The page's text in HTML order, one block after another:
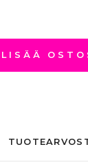
LISÄÄ